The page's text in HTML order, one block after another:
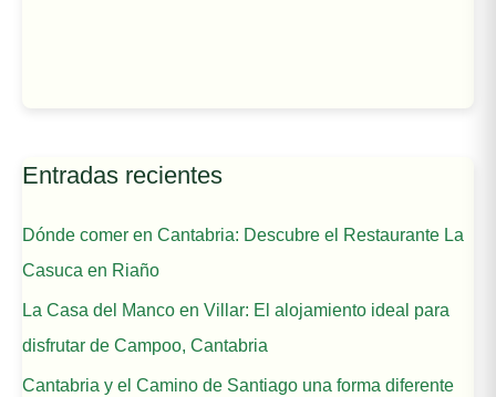
Entradas recientes
Dónde comer en Cantabria: Descubre el Restaurante La
Casuca en Riaño
La Casa del Manco en Villar: El alojamiento ideal para
disfrutar de Campoo, Cantabria
Cantabria y el Camino de Santiago una forma diferente